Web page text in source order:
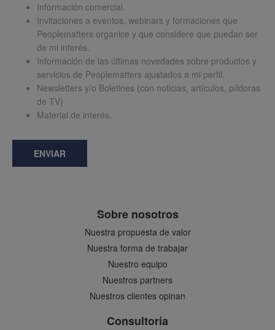
Información comercial.
Invitaciones a eventos, webinars y formaciones que
Peoplematters organice y que considere que puedan ser
de mi interés.
Información de las últimas novedades sobre productos y
servicios de Peoplematters ajustados a mi perfil.
Newsletters y/o Boletines (con noticias, artículos, píldoras
de TV)
Material de interés.
ENVIAR
Sobre nosotros
Nuestra propuesta de valor
Nuestra forma de trabajar
Nuestro equipo
Nuestros partners
Nuestros clientes opinan
Consultoría